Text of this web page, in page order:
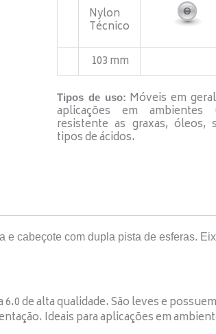
Nylon
Técnico
103 mm
Tipos de uso: Móveis em
aplicações em ambientes
resistente as graxas, óleos,
tipos de ácidos.
e cabeçote com dupla pista de esferas.
de alta qualidade. São leves e
Ideais para aplicações em